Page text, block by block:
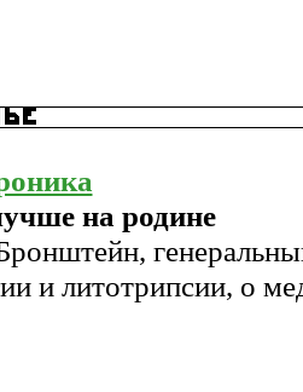
на родине
и литотрипсии, о